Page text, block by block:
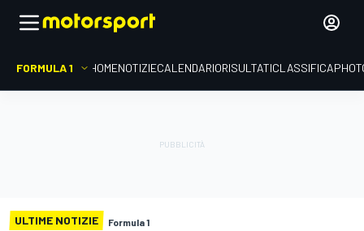
FORMULA 1 HOMENOTIZIECALENDARIORISULTATICLASSIFICA
ULTIME NOTIZIE Formula 1